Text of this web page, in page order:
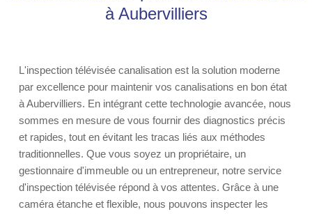
à Aubervilliers
L'inspection télévisée canalisation est la solution moderne
par excellence pour maintenir vos canalisations en bon état
à Aubervilliers. En intégrant cette technologie avancée, nous
sommes en mesure de vous fournir des diagnostics précis
et rapides, tout en évitant les tracas liés aux méthodes
traditionnelles. Que vous soyez un propriétaire, un
gestionnaire d'immeuble ou un entrepreneur, notre service
d'inspection télévisée répond à vos attentes. Grâce à une
caméra étanche et flexible, nous pouvons inspecter les